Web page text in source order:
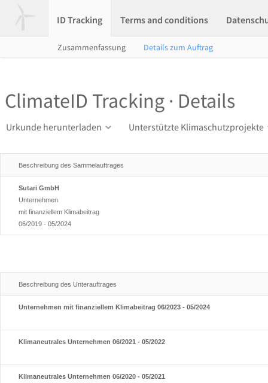
ID Tracking Terms and conditions
Zusammenfassung Details zum Auftrag
ClimateID Tracking · Details
Urkunde herunterladen Unterstützte Klimaschutzprojekte
Beschreibung des Sammelauftrages
Sutari GmbH
Unternehmen
mit finanziellem Klimabeitrag
06/2019 - 05/2024
Beschreibung des Unterauftrages
Unternehmen mit finanziellem Klimabeitrag 06/2023 - 05/2024
Klimaneutrales Unternehmen 06/2021 - 05/2022
Klimaneutrales Unternehmen 06/2020 - 05/2021